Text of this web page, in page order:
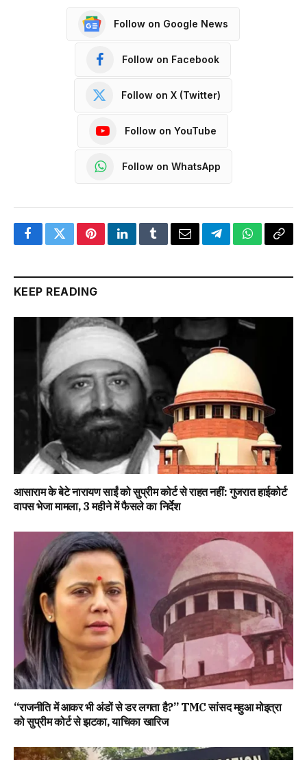
Follow on Google News
Follow on Facebook
Follow on X (Twitter)
Follow on YouTube
Follow on WhatsApp
FacebookTwitterPinterestLinkedInTumblrEmailTelegramWhatsApp
Copy
KEEP READING
आसाराम के बेटे नारायण साईं को सुप्रीम कोर्ट से राहत नहीं: गुजरात हाईकोर्ट
वापस भेजा मामला, 3 महीने में फैसले का निर्देश
“राजनीति में आकर भी अंडों से डर लगता है?” TMC सांसद महुआ मोइत्रा
को सुप्रीम कोर्ट से झटका, याचिका खारिज